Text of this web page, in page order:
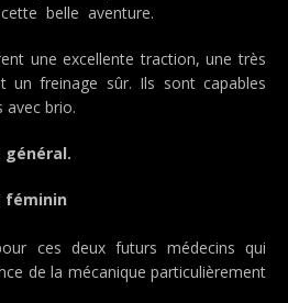
belle aventure.
une excellente traction, une très
un freinage sûr. Ils sont capables
avec brio.
général.
féminin
ces deux futurs médecins qui
de la mécanique particulièrement